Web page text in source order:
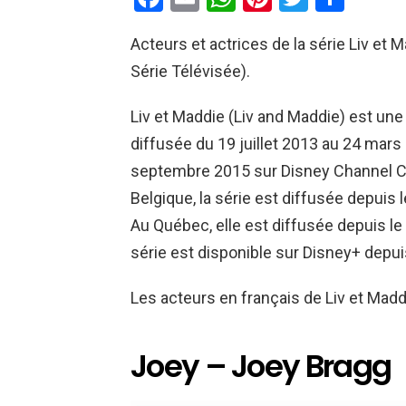
ce
b
o
o
k
ail at
s
A
p
p
er
t
tt
ta
er
Acteurs et actrices de la série Liv et
Série Télévisée).
Liv et Maddie (Liv and Maddie) est
diffusée du 19 juillet 2013 au 24
septembre 2015 sur Disney Channel
Belgique, la série est diffusée depuis
Au Québec, elle est diffusée depuis
série est disponible sur Disney+
Les acteurs en français de Liv et
Joey – Joey Bragg